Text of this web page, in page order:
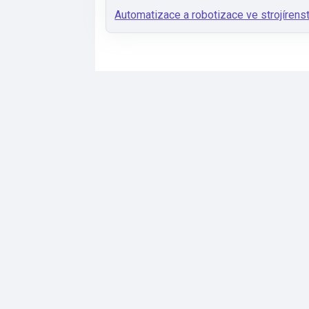
Automatizace a robotizace ve